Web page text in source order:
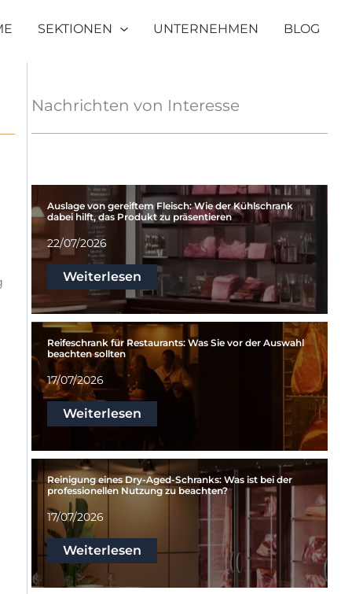
SEKTIONEN UNTERNEHMEN BLOG
Nachrichten von Interesse
Auslage von gereiftem Fleisch: Wie der Kühlschrank
dabei hilft, das Produkt zu präsentieren
22/07/2026
Weiterlesen
Reifeschrank für Restaurants: Was Sie vor der Auswahl
beachten sollten
17/07/2026
Weiterlesen
Reinigung eines Dry-Aged-Schranks: Was ist bei der
professionellen Nutzung zu beachten?
17/07/2026
Weiterlesen